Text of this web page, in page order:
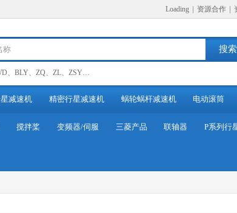
Loading 资源合作
、 BLY、 ZQ、 ZL、 ZSY…
减速机 精密行星减速机 蜗轮蜗杆减速机 电动滚筒
搅拌桨 变频器/伺服 三菱产品 联轴器 P系列行